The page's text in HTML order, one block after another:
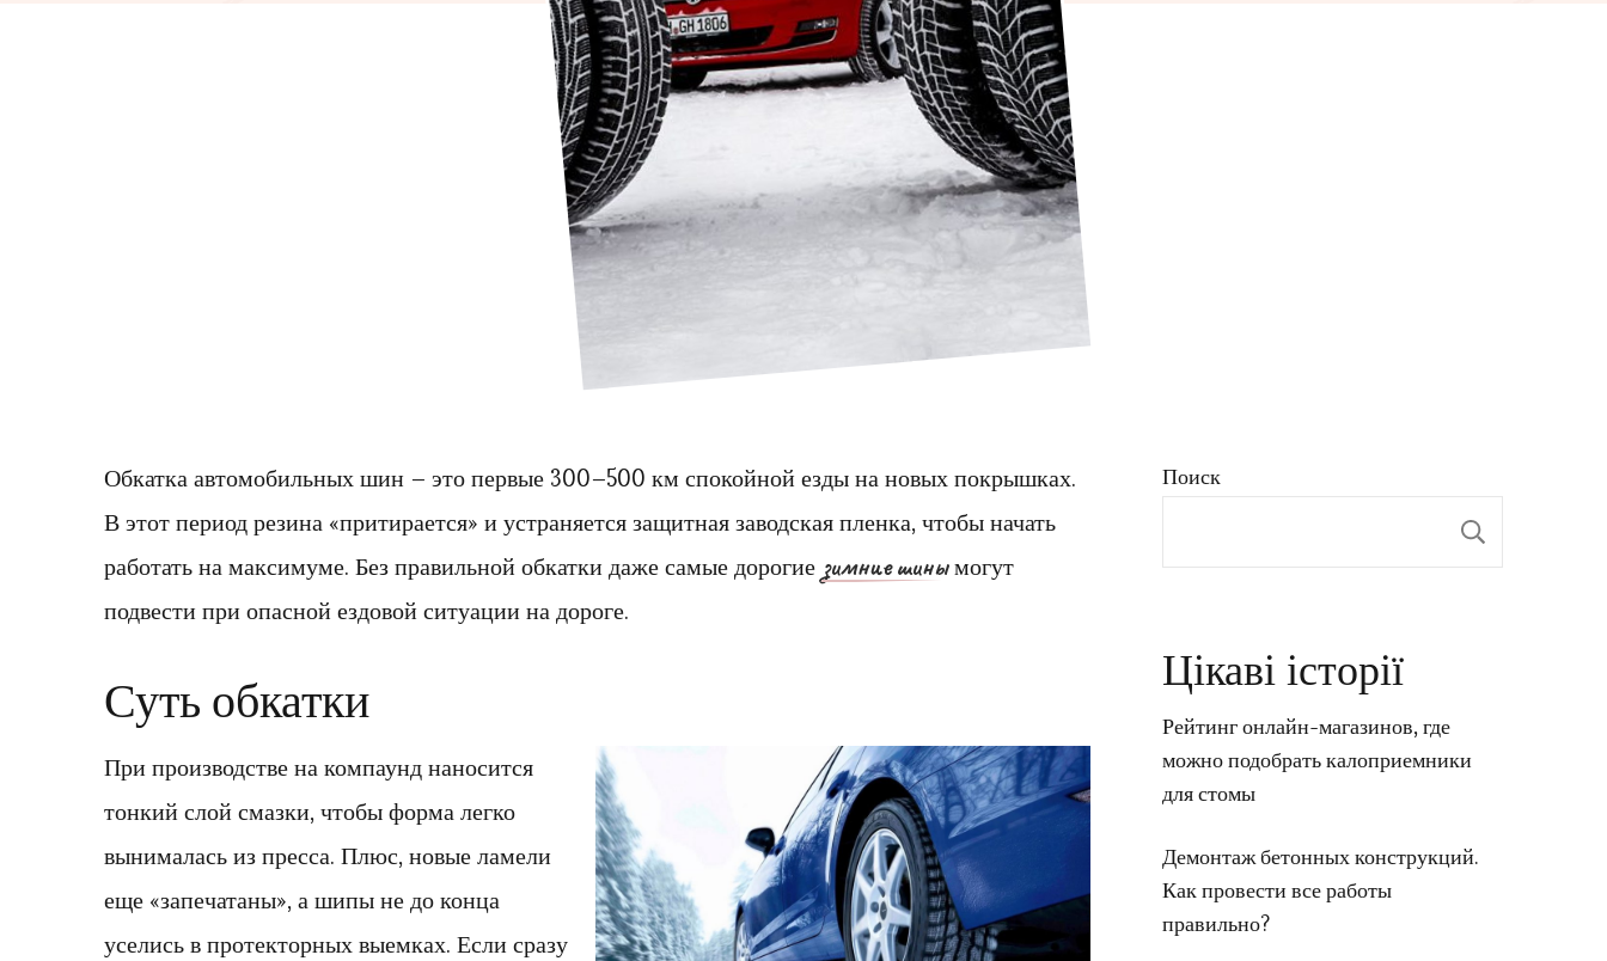
Обкатка автомобильных шин – это первые 300–500 км спокойной езды на новых покрышках.
В этот период резина «притирается» и устраняется защитная заводская пленка, чтобы начать
работать на максимуме. Без правильной обкатки даже самые дорогие зимние шинымогут
подвести при опасной ездовой ситуации на дороге.
Суть обкатки
При производстве на компаунд наносится
тонкий слой смазки, чтобы форма легко
вынималась из пресса. Плюс, новые ламели
еще «запечатаны», а шипы не до конца
уселись в протекторных выемках. Если сразу
Поиск
Цікаві історії
Рейтинг онлайн-магазинов, где
можно подобрать калоприемники
для стомы
Демонтаж бетонных конструкций.
Как провести все работы
правильно?